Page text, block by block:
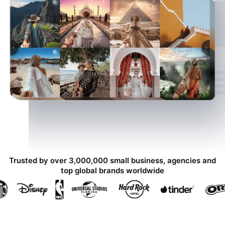
Trusted by over 3,000,000 small business, agencies and
top global brands worldwide